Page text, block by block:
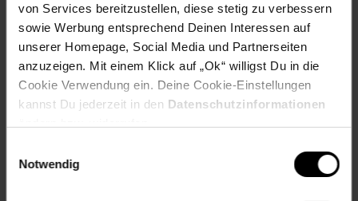
von Services bereitzustellen, diese stetig zu verbessern
sowie Werbung entsprechend Deinen Interessen auf
unserer Homepage, Social Media und Partnerseiten
anzuzeigen. Mit einem Klick auf „Ok“ willigst Du in die
Cookie Verwendung ein. Deine Cookie-Einstellungen
kannst Du jederzeit in den Datenschutzinformationen
Notwendig
(291128) 1 x 9 Volt Batterie 1 x Betriebsanleitung
Artikelnummer: 2806999000
EAN: 4018653255186
Artikel gehört zur Kategorie:Kleintier-Zubehör